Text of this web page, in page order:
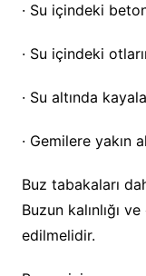
· Su içindeki
· Su içindeki
· Su altında
· Gemilere yakın
Buz tabakaları
Buzun kalınlığı
edilmelidir.